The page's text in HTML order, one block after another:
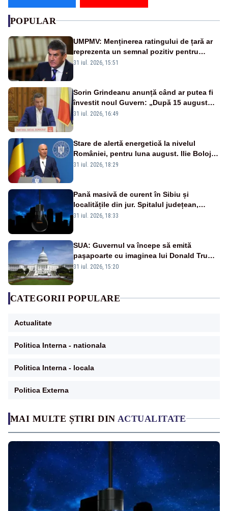
MAI MULTE ȘTIRI DIN ACTUALITATE
POPULAR
UMPMV: Menținerea ratingului de țară ar
reprezenta un semnal pozitiv pentru
România. Autoritățile trebuie să continue
31 iul. 2026, 15:51
Sorin Grindeanu anunță când ar putea fi
învestit noul Guvern: „După 15 august
sunt șanse mai mari”
31 iul. 2026, 16:49
Stare de alertă energetică la nivelul
României, pentru luna august. Ilie Bolojan
a anunțat importuri și posibile restricții –
31 iul. 2026, 18:29
Pană masivă de curent în Sibiu și
localitățile din jur. Spitalul județean,
semafoarele, rețelele de telefonie, grav
31 iul. 2026, 18:33
SUA: Guvernul va începe să emită
paşapoarte cu imaginea lui Donald Trump
începând cu 8 august
31 iul. 2026, 15:20
CATEGORII POPULARE
Actualitate
Politica Interna - nationala
Politica Interna - locala
Politica Externa